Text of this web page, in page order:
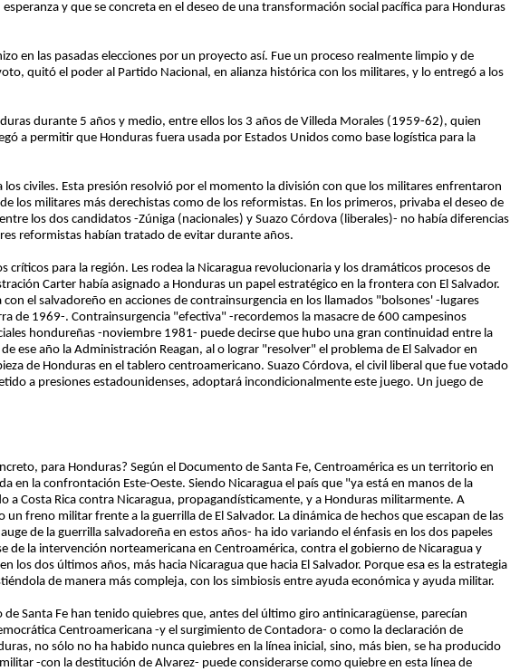
y que se concreta en el deseo de una transformación social pacífica para Honduras
en las pasadas elecciones por un proyecto así. Fue un proceso realmente limpio y de
quitó el poder al Partido Nacional, en alianza histórica con los militares, y lo entregó a los
durante 5 años y medio, entre ellos los 3 años de Villeda Morales (1959-62), quien
a permitir que Honduras fuera usada por Estados Unidos como base logística para la
civiles. Esta presión resolvió por el momento la división con que los militares enfrentaron
los militares más derechistas como de los reformistas. En los primeros, privaba el deseo de
los dos candidatos -Zúniga (nacionales) y Suazo Córdova (liberales)- no había diferencias
reformistas habían tratado de evitar durante años.
críticos para la región. Les rodea la Nicaragua revolucionaria y los dramáticos procesos de
Carter había asignado a Honduras un papel estratégico en la frontera con El Salvador.
el salvadoreño en acciones de contrainsurgencia en los llamados "bolsones' -lugares
de 1969-. Contrainsurgencia "efectiva" -recordemos la masacre de 600 campesinos
hondureñas -noviembre 1981- puede decirse que hubo una gran continuidad entre la
ese año la Administración Reagan, al o lograr "resolver" el problema de El Salvador en
de Honduras en el tablero centroamericano. Suazo Córdova, el civil liberal que fue votado
a presiones estadounidenses, adoptará incondicionalmente este juego. Un juego de
para Honduras? Según el Documento de Santa Fe, Centroamérica es un territorio en
en la confrontación Este-Oeste. Siendo Nicaragua el país que "ya está en manos de la
a Costa Rica contra Nicaragua, propagandísticamente, y a Honduras militarmente. A
freno militar frente a la guerrilla de El Salvador. La dinámica de hechos que escapan de las
de la guerrilla salvadoreña en estos años- ha ido variando el énfasis en los dos papeles
de la intervención norteamericana en Centroamérica, contra el gobierno de Nicaragua y
los dos últimos años, más hacia Nicaragua que hacia El Salvador. Porque esa es la estrategia
de manera más compleja, con los simbiosis entre ayuda económica y ayuda militar.
de Santa Fe han tenido quiebres que, antes del último giro antinicaragüense, parecían
Centroamericana -y el surgimiento de Contadora- o como la declaración de
no sólo no ha habido nunca quiebres en la línea inicial, sino, más bien, se ha producido
-con la destitución de Alvarez- puede considerarse como quiebre en esta línea de